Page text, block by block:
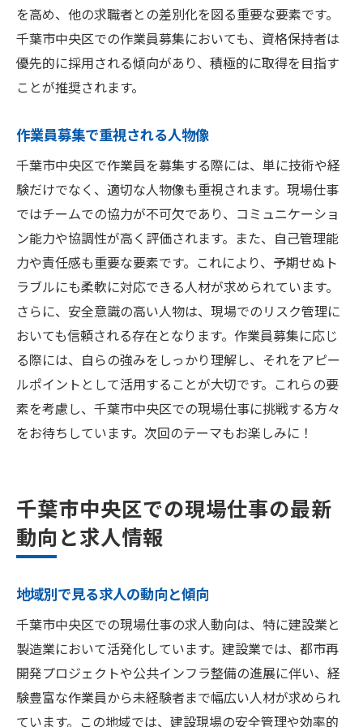
を高め、他の求職者との差別化を図る重要な要素です。
千葉市中央区での作業員募集においても、資格保持者は
優先的に採用される傾向があり、積極的に取得を目指す
ことが推奨されます。
作業員募集で重視される人物像
千葉市中央区で作業員を募集する際には、単に技術や経
験だけでなく、適切な人物像も重視されます。現場仕事
ではチームでの協力が不可欠であり、コミュニケーショ
ン能力や協調性が高く評価されます。また、自己管理能
力や責任感も重要な要素です。これにより、予期せぬト
ラブルにも柔軟に対応できる人材が求められています。
さらに、安全意識の高い人物は、現場でのリスク管理に
おいても信頼される存在となります。作業員募集に応じ
る際には、自らの強みをしっかり理解し、それをアピー
ルポイントとして活用することが大切です。これらの要
素を考慮し、千葉市中央区での現場仕事に挑戦する方々
をお待ちしています。次回のテーマもお楽しみに！
千葉市中央区での現場仕事の最新
動向と求人情報
地域別で見る求人の動向と傾向
千葉市中央区での現場仕事の求人動向は、特に建設業と
製造業において活発化しています。建設業では、都市再
開発プロジェクトや公共インフラ整備の進展に伴い、経
験豊富な作業員から未経験者まで幅広い人材が求められ
ています。この地域では、建設現場の安全管理や効率的